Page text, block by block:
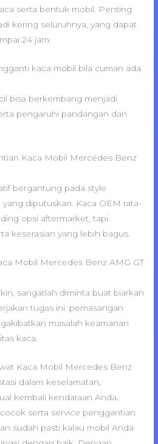
serta bentuk mobil. Penting
kering seluruhnya, yang dapat
24 jam.
kaca mobil bila cuman ada
bisa berkembang menjadi
pengaruhi pandangan dan
Kaca Mobil Mercedes Benz
bergantung pada style
diputuskan. Kaca OEM rata-
opsi aftermarket, tapi
keserasian yang lebih bagus.
Mobil Mercedes Benz AMG GT
sangatlah diminta buat biarkan
tugas ini. pemasangan
masalah keamanan
kaca.
Kaca Mobil Mercedes Benz
dalam keselamatan,
kembali kendaraan Anda.
serta service penggantian
sudah pasti kalau mobil Anda